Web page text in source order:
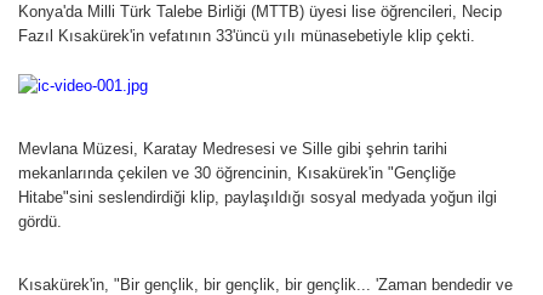
Konya'da Milli Türk Talebe Birliği (MTTB) üyesi lise öğrencileri, Necip
Fazıl Kısakürek'in vefatının 33'üncü yılı münasebetiyle klip çekti.
Mevlana Müzesi, Karatay Medresesi ve Sille gibi şehrin tarihi
mekanlarında çekilen ve 30 öğrencinin, Kısakürek'in "Gençliğe
Hitabe"sini seslendirdiği klip, paylaşıldığı sosyal medyada yoğun ilgi
gördü.
Kısakürek'in, "Bir gençlik, bir gençlik, bir gençlik... 'Zaman bendedir ve